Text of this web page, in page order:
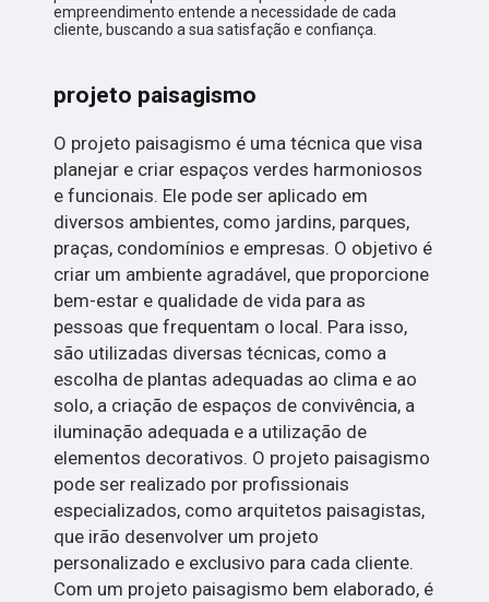
empreendimento entende a necessidade de cada
cliente, buscando a sua satisfação e confiança.
projeto paisagismo
O projeto paisagismo é uma técnica que visa
planejar e criar espaços verdes harmoniosos
e funcionais. Ele pode ser aplicado em
diversos ambientes, como jardins, parques,
praças, condomínios e empresas. O objetivo é
criar um ambiente agradável, que proporcione
bem-estar e qualidade de vida para as
pessoas que frequentam o local. Para isso,
são utilizadas diversas técnicas, como a
escolha de plantas adequadas ao clima e ao
solo, a criação de espaços de convivência, a
iluminação adequada e a utilização de
elementos decorativos. O projeto paisagismo
pode ser realizado por profissionais
especializados, como arquitetos paisagistas,
que irão desenvolver um projeto
personalizado e exclusivo para cada cliente.
Com um projeto paisagismo bem elaborado, é